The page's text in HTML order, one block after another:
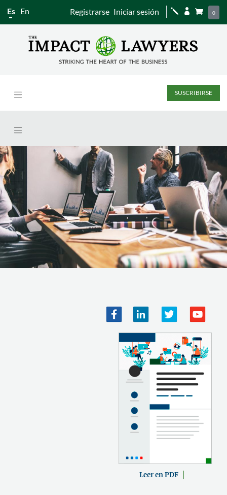
Es En Registrarse Iniciar sesión j   0
SUSCRIBIRSE
Leer en PDF